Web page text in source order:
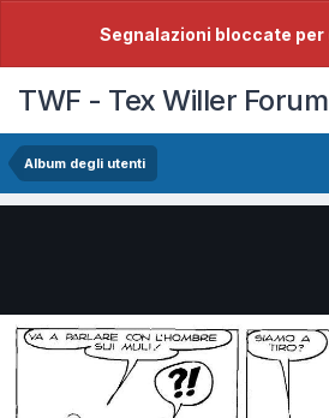
Segnalazioni bloccate per
TWF - Tex Willer Forum
Album degli utenti